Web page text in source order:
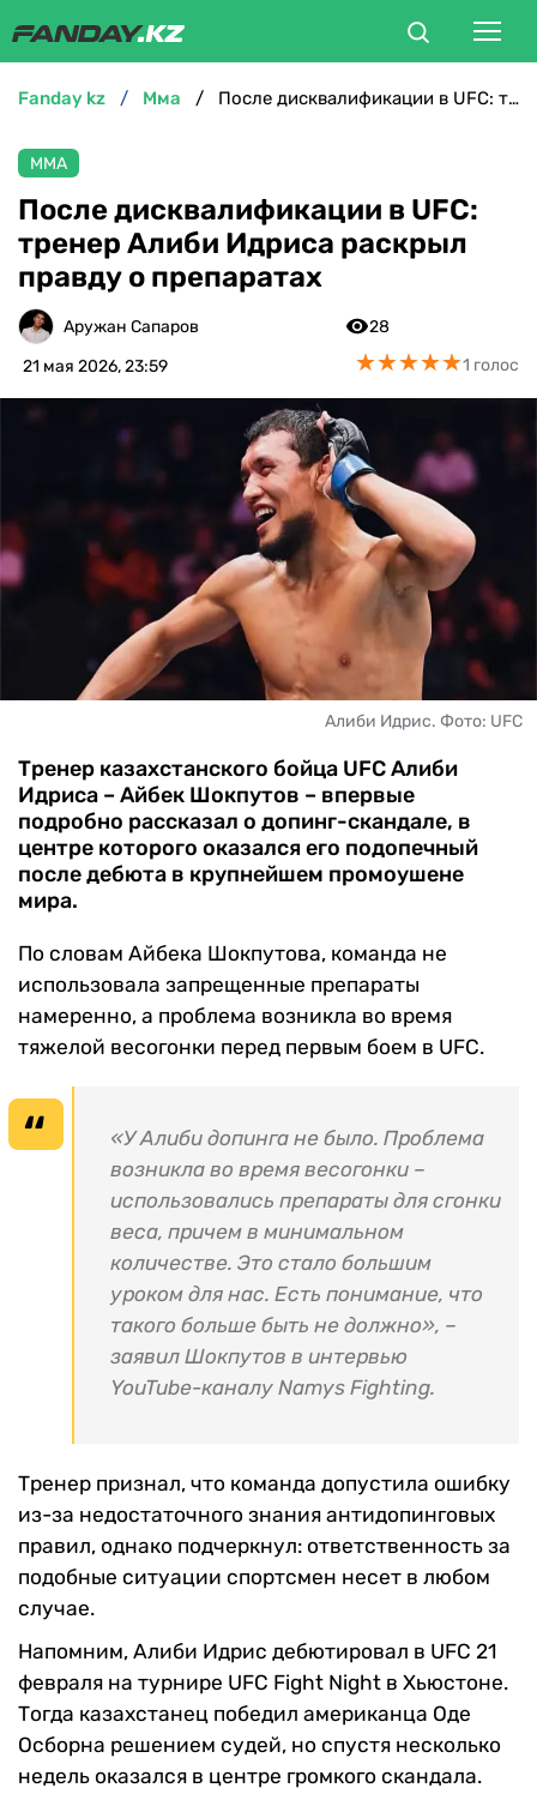
БОКС
ММА
ТЕННИС
ФУТЗАЛ
ВЕЛОСПОРТ
ЧМ-2026
БУКМЕКЕРЫ
fanday kz мма После дисквалификации в UFC: тренер Алиби Идриса раскрыл правду о препаратах
ММА
После дисквалификации в UFC:
тренер Алиби Идриса раскрыл
правду о препаратах
Аружан Сапаров
21 мая 2026, 23:59
28
★★★★★
★★★★★1 голос
Алиби Идрис. Фото: UFC
Тренер казахстанского бойца UFC Алиби
Идриса – Айбек Шокпутов – впервые
подробно рассказал о допинг-скандале, в
центре которого оказался его подопечный
после дебюта в крупнейшем промоушене
мира.
По словам Айбека Шокпутова, команда не
использовала запрещенные препараты
намеренно, а проблема возникла во время
тяжелой весогонки перед первым боем в UFC.
«У Алиби допинга не было. Проблема
возникла во время весогонки –
использовались препараты для сгонки
веса, причем в минимальном
количестве. Это стало большим
уроком для нас. Есть понимание, что
такого больше быть не должно», –
заявил Шокпутов в интервью
YouTube-каналу Namys Fighting.
Тренер признал, что команда допустила ошибку
из-за недостаточного знания антидопинговых
правил, однако подчеркнул: ответственность за
подобные ситуации спортсмен несет в любом
случае.
Напомним, Алиби Идрис дебютировал в UFC 21
февраля на турнире UFC Fight Night в Хьюстоне.
Тогда казахстанец победил американца Оде
Осборна решением судей, но спустя несколько
недель оказался в центре громкого скандала.